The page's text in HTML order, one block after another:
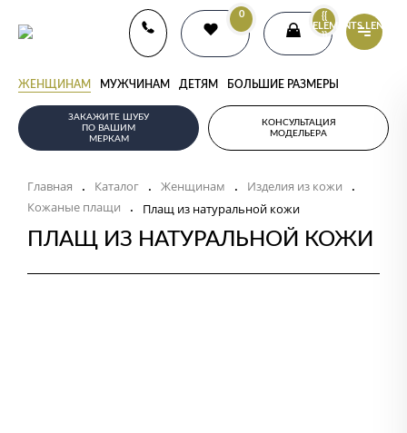
0
{{
ELEMENTS.LENGTH
}}
ЖЕНЩИНАМ МУЖЧИНАМ ДЕТЯМ БОЛЬШИЕ РАЗМЕРЫ
ЗАКАЖИТЕ ШУБУ
ПО ВАШИМ
МЕРКАМ
КОНСУЛЬТАЦИЯ
МОДЕЛЬЕРА
Главная . Каталог . Женщинам . Изделия из кожи .
Кожаные плащи . Плащ из натуральной кожи
ПЛАЩ ИЗ НАТУРАЛЬНОЙ КОЖИ